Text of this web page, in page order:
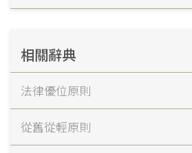
相關辭典
法律優位原則
從舊從輕原則